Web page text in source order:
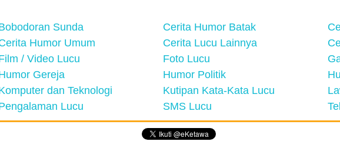
Sunda Cerita Humor Batak
Humor Umum Cerita Lucu Lainnya
/ Video Lucu Foto Lucu
Gereja Humor Politik
dan Teknologi Kutipan Kata-Kata Lucu
Lucu SMS Lucu